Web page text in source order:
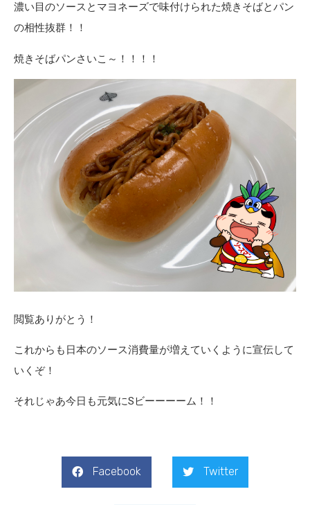
濃い目のソースとマヨネーズで味付けられた焼きそばとパン
の相性抜群！！
焼きそばパンさいこ～！！！！
閲覧ありがとう！
これからも日本のソース消費量が増えていくように宣伝して
いくぞ！
それじゃあ今日も元気にSビーーーーム！！
Facebook Twitter